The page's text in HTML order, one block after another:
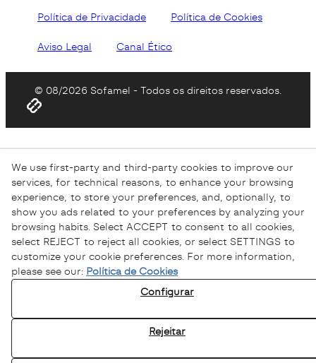
Política de Privacidade Política de Cookies
Aviso Legal Canal Ético
© 08/2026 Sofamel - Todos os direitos reservados.
We use first-party and third-party cookies to improve our
services, for technical reasons, to enhance your browsing
experience, to store your preferences, and, optionally, to
show you ads related to your preferences by analyzing your
browsing habits. Select ACCEPT to consent to all cookies,
select REJECT to reject all cookies, or select SETTINGS to
customize your cookie preferences. For more information,
please see our: Política de Cookies
Configurar
Rejeitar